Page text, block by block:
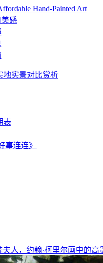
Hand-Painted Art
感
地实景对比赏析
表
事连连》
夫人，约翰·柯里尔画中的高